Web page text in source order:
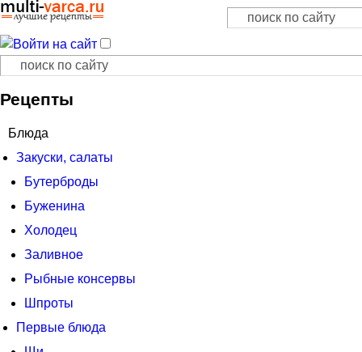
Форма поиска
Поиск
Форма поиска
Поиск
Рецепты
Блюда
Закуски, салаты
Бутерброды
Буженина
Холодец
Заливное
Рыбные консервы
Шпроты
Первые блюда